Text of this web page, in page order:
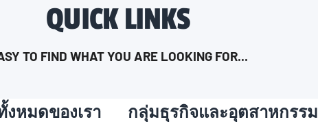
QUICK LINKS
TO FIND WHAT YOU ARE LOOKING FOR...
หมดของเรา กลุ่มธุรกิจและอุตสาหกรรม